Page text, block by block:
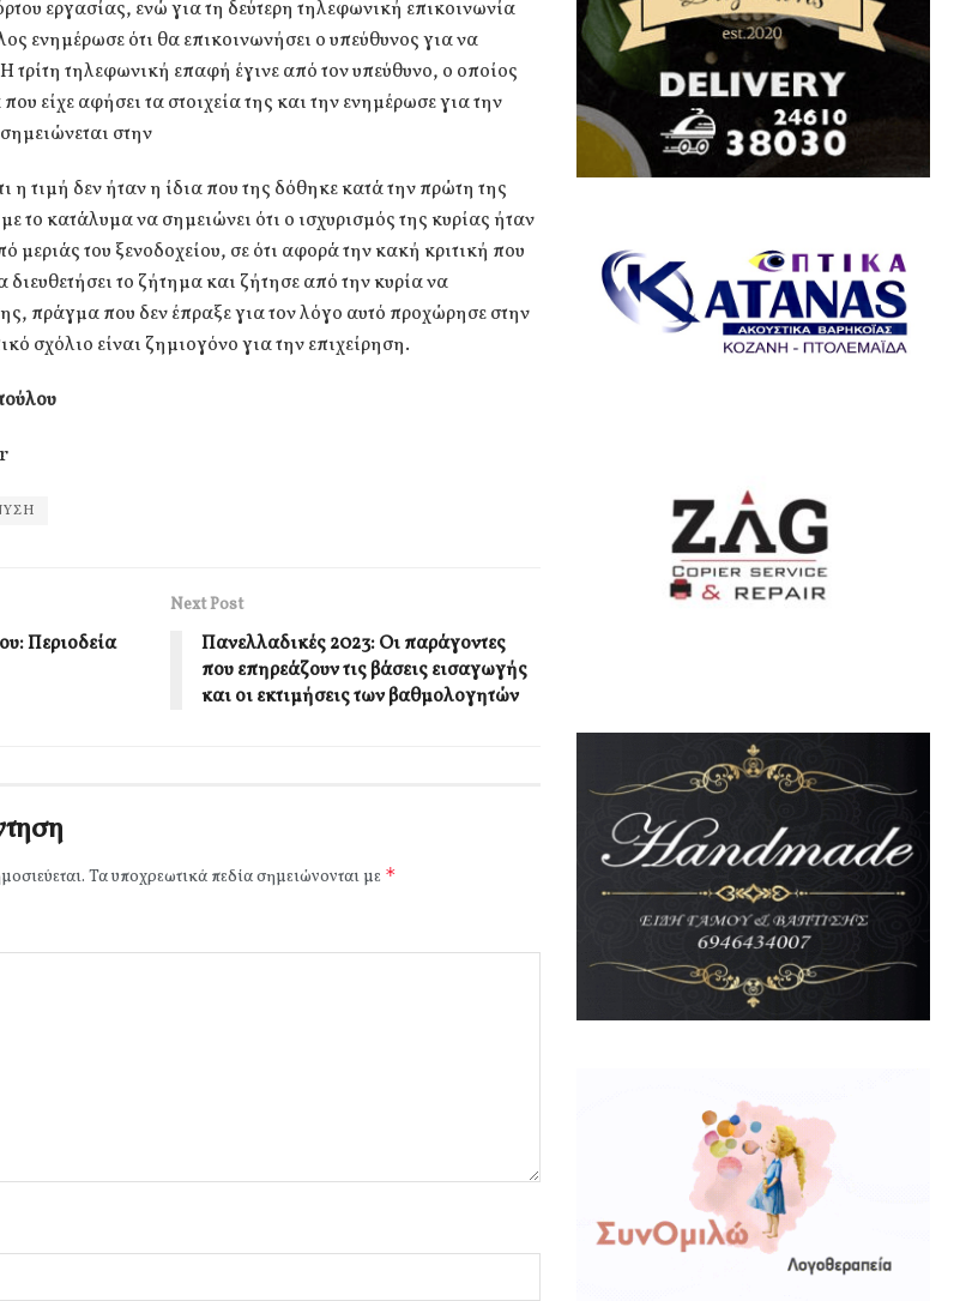
εργασίας, ενώ για τη δεύτερη τηλεφωνική επικοινωνία
ενημέρωσε ότι θα επικοινωνήσει ο υπεύθυνος για να
τρίτη τηλεφωνική επαφή έγινε από τον υπεύθυνο, ο οποίος
είχε αφήσει τα στοιχεία της και την ενημέρωσε για την
στην
η τιμή δεν ήταν η ίδια που της δόθηκε κατά την πρώτη της
το κατάλυμα να σημειώνει ότι ο ισχυρισμός της κυρίας ήταν
του ξενοδοχείου, σε ότι αφορά την κακή κριτική που
διευθετήσει το ζήτημα και ζήτησε από την κυρία να
πράγμα που δεν έπραξε για τον λόγο αυτό προχώρησε στην
σχόλιο είναι ζημιογόνο για την επιχείρηση.
Περιοδεία
Next Post
Πανελλαδικές 2023: Οι παράγοντες
που επηρεάζουν τις βάσεις εισαγωγής
και οι εκτιμήσεις των βαθμολογητών
Τα υποχρεωτικά πεδία σημειώνονται με *